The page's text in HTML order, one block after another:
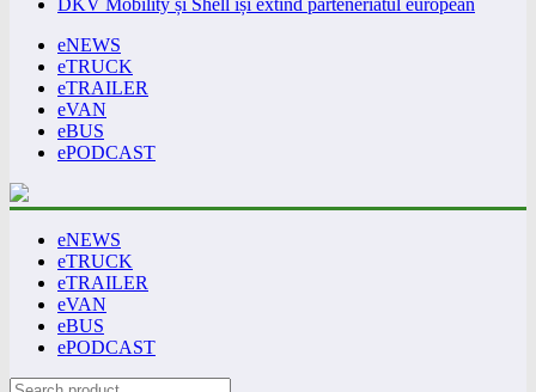
DKV Mobility și Shell își extind parteneriatul european
eNEWS
eTRUCK
eTRAILER
eVAN
eBUS
ePODCAST
eNEWS
eTRUCK
eTRAILER
eVAN
eBUS
ePODCAST